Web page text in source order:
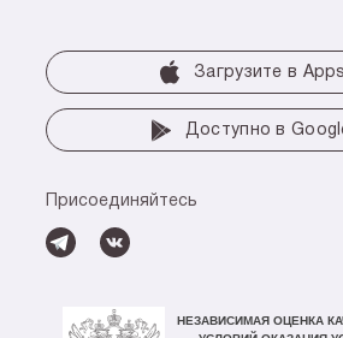
Загрузите в
Доступно в
Присоединяйтесь